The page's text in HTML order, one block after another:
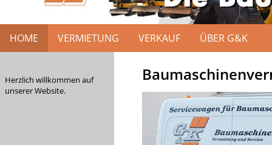
HOME VERMIETUNG VERKAUF ÜBER G&K
Herzlich willkommen auf
unserer Website.